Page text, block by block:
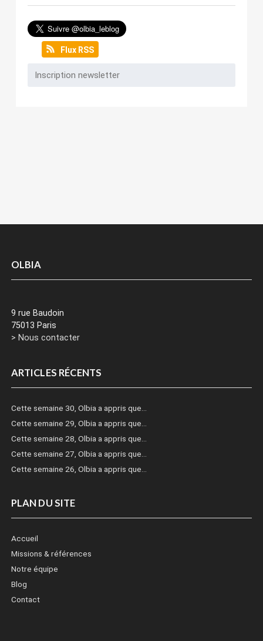
Flux RSS
OLBIA
9 rue Baudoin
75013 Paris
> Nous contacter
ARTICLES RÉCENTS
Cette semaine 30, Olbia a appris que…
Cette semaine 29, Olbia a appris que…
Cette semaine 28, Olbia a appris que…
Cette semaine 27, Olbia a appris que…
Cette semaine 26, Olbia a appris que…
PLAN DU SITE
Accueil
Missions & références
Notre équipe
Blog
Contact